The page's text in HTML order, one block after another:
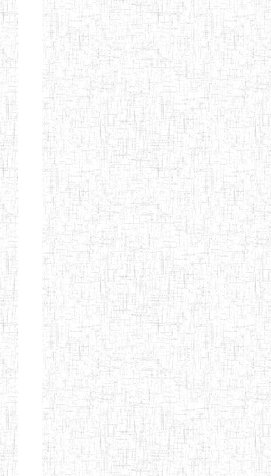
Afficher Page 4 sur 13 Total: 307
Début Préc. 1 2 3 4 5
6
Suivant
Fin
BILINGUE LES
BOSONS
ENIEG BILINGUE
LE NORMALIEN
CITOYEN
01/08/2014 ENIEG
ENIEG BILINGUE
CLAIRE
FONTAINE
03/10/2012 ENIEG
Etablissements
d'enseignement
secondaire
technique
et
professionnel